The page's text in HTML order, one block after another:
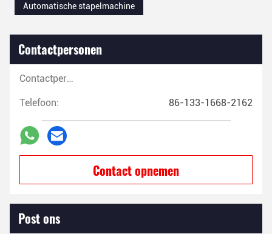
Automatische stapelmachine
Contactpersonen
Contactpersonen:
Telefoon: 86-133-1668-2162
Contact opnemen
Post ons